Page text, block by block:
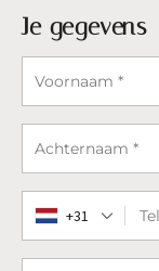
Je gegevens
Voornaam *
Achternaam *
+31